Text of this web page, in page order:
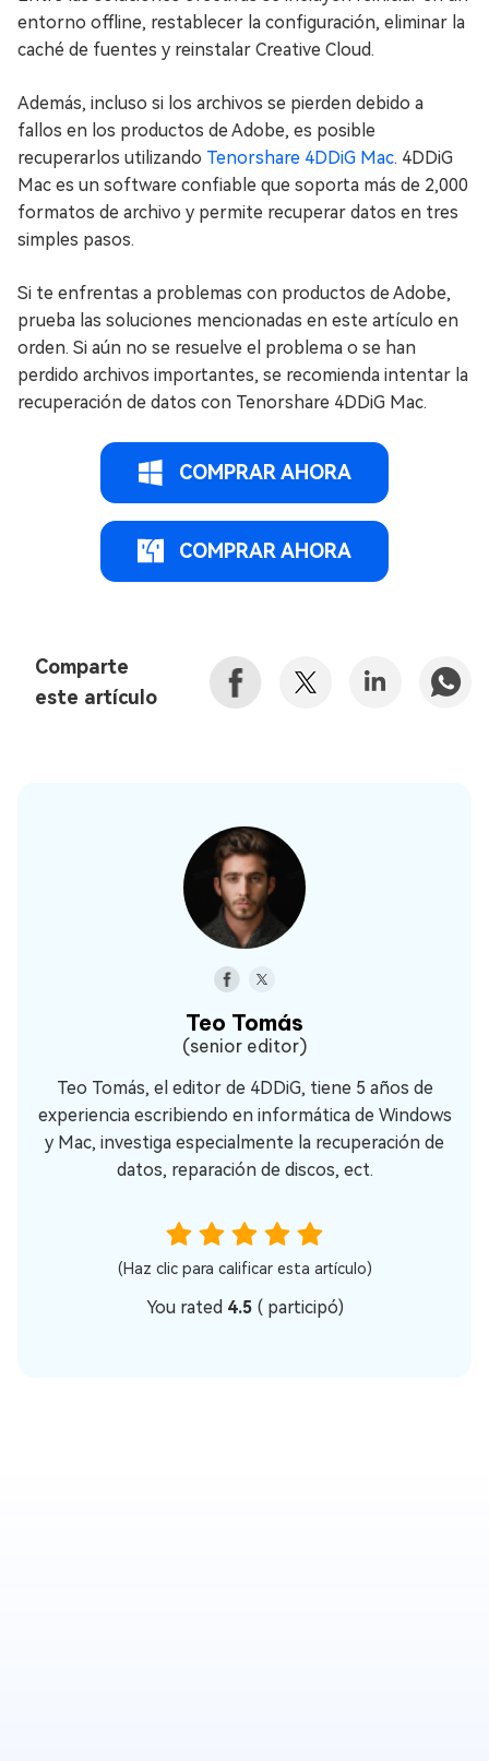
entorno offline, restablecer la configuración, eliminar la
caché de fuentes y reinstalar Creative Cloud.
Además, incluso si los archivos se pierden debido a
fallos en los productos de Adobe, es posible
recuperarlos utilizando Tenorshare 4DDiG Mac. 4DDiG
Mac es un software confiable que soporta más de 2,000
formatos de archivo y permite recuperar datos en tres
simples pasos.
Si te enfrentas a problemas con productos de Adobe,
prueba las soluciones mencionadas en este artículo en
orden. Si aún no se resuelve el problema o se han
perdido archivos importantes, se recomienda intentar la
recuperación de datos con Tenorshare 4DDiG Mac.
COMPRAR AHORA
COMPRAR AHORA
Comparte
este artículo
Teo Tomás
(senior editor)
Teo Tomás, el editor de 4DDiG, tiene 5 años de
experiencia escribiendo en informática de Windows
y Mac, investiga especialmente la recuperación de
datos, reparación de discos, ect.
(Haz clic para calificar esta artículo)
You rated 4.5 (participó)